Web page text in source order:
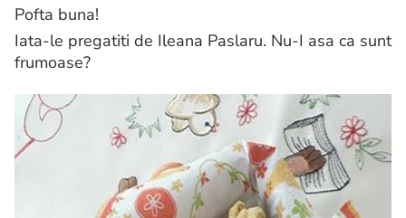
Pofta buna!
Iata-le pregatiti de Ileana Paslaru. Nu-I asa ca sunt
frumoase?